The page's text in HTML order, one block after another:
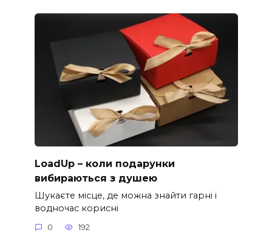
LoadUp – коли подарунки
вибираються з душею
Шукаєте місце, де можна знайти гарні і
водночас корисні
0 192